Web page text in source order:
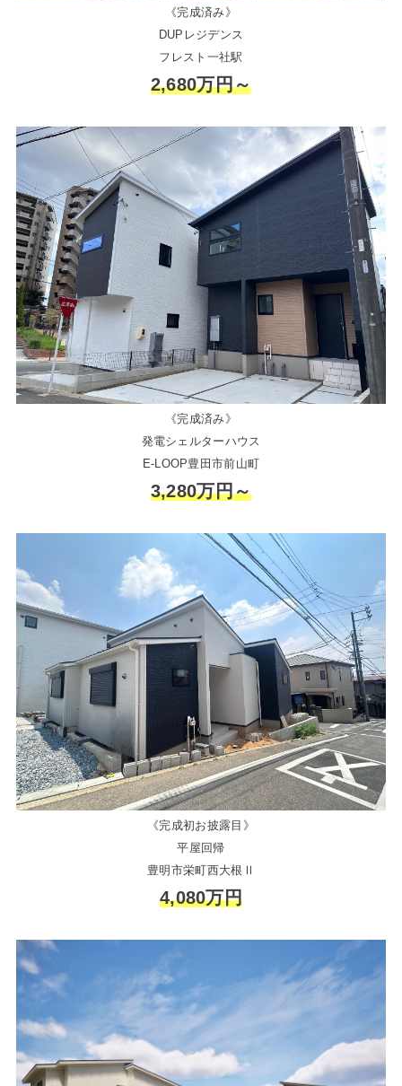
《完成済み》
DUPレジデンス
フレスト一社駅
2,680万円～
《完成済み》
発電シェルターハウス
E-LOOP豊田市前山町
3,280万円～
《完成初お披露目》
平屋回帰
豊明市栄町西大根Ⅱ
4,080万円